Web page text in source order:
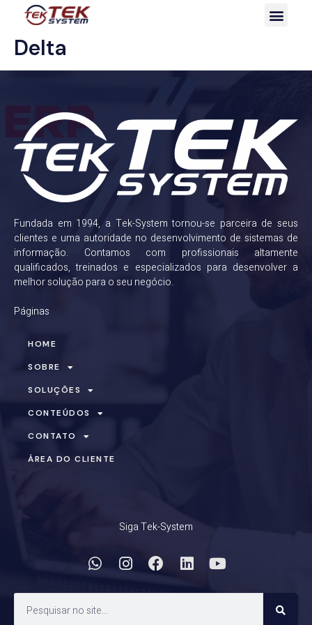
Delta
Fundada em 1994, a Tek-System tornou-se parceira de seus
clientes e uma autoridade no desenvolvimento de sistemas de
informação. Contamos com profissionais altamente
qualificados, treinados e especializados para desenvolver a
melhor solução para o seu negócio.
Páginas
HOME
SOBRE
SOLUÇÕES
CONTEÚDOS
CONTATO
ÁREA DO CLIENTE
Siga Tek-System